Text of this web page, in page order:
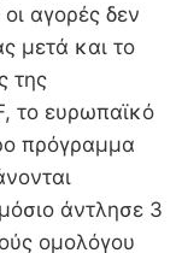
αγορές δεν
μετά και το
της
το ευρωπαϊκό
πρόγραμμα
άντλησε 3
ομολόγου